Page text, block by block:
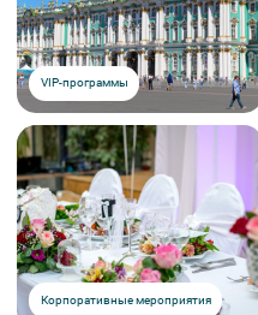
VIP-программы
Корпоративные мероприятия